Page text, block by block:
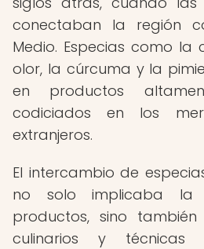
conectaban la región
Medio. Especias como la
olor, la cúrcuma y la
en productos
codiciados en los
extranjeros.
El intercambio de
no solo implicaba la
productos, sino
culinarios y técnicas